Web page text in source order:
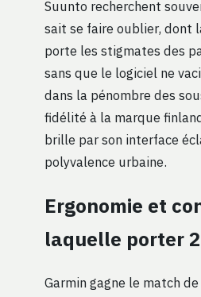
Suunto recherchent
sait se faire oublier, dont
porte les stigmates des
sans que le logiciel ne
dans la pénombre des
fidélité à la marque
brille par son interface
polyvalence urbaine.
Ergonomie et
laquelle porter
Garmin gagne le match